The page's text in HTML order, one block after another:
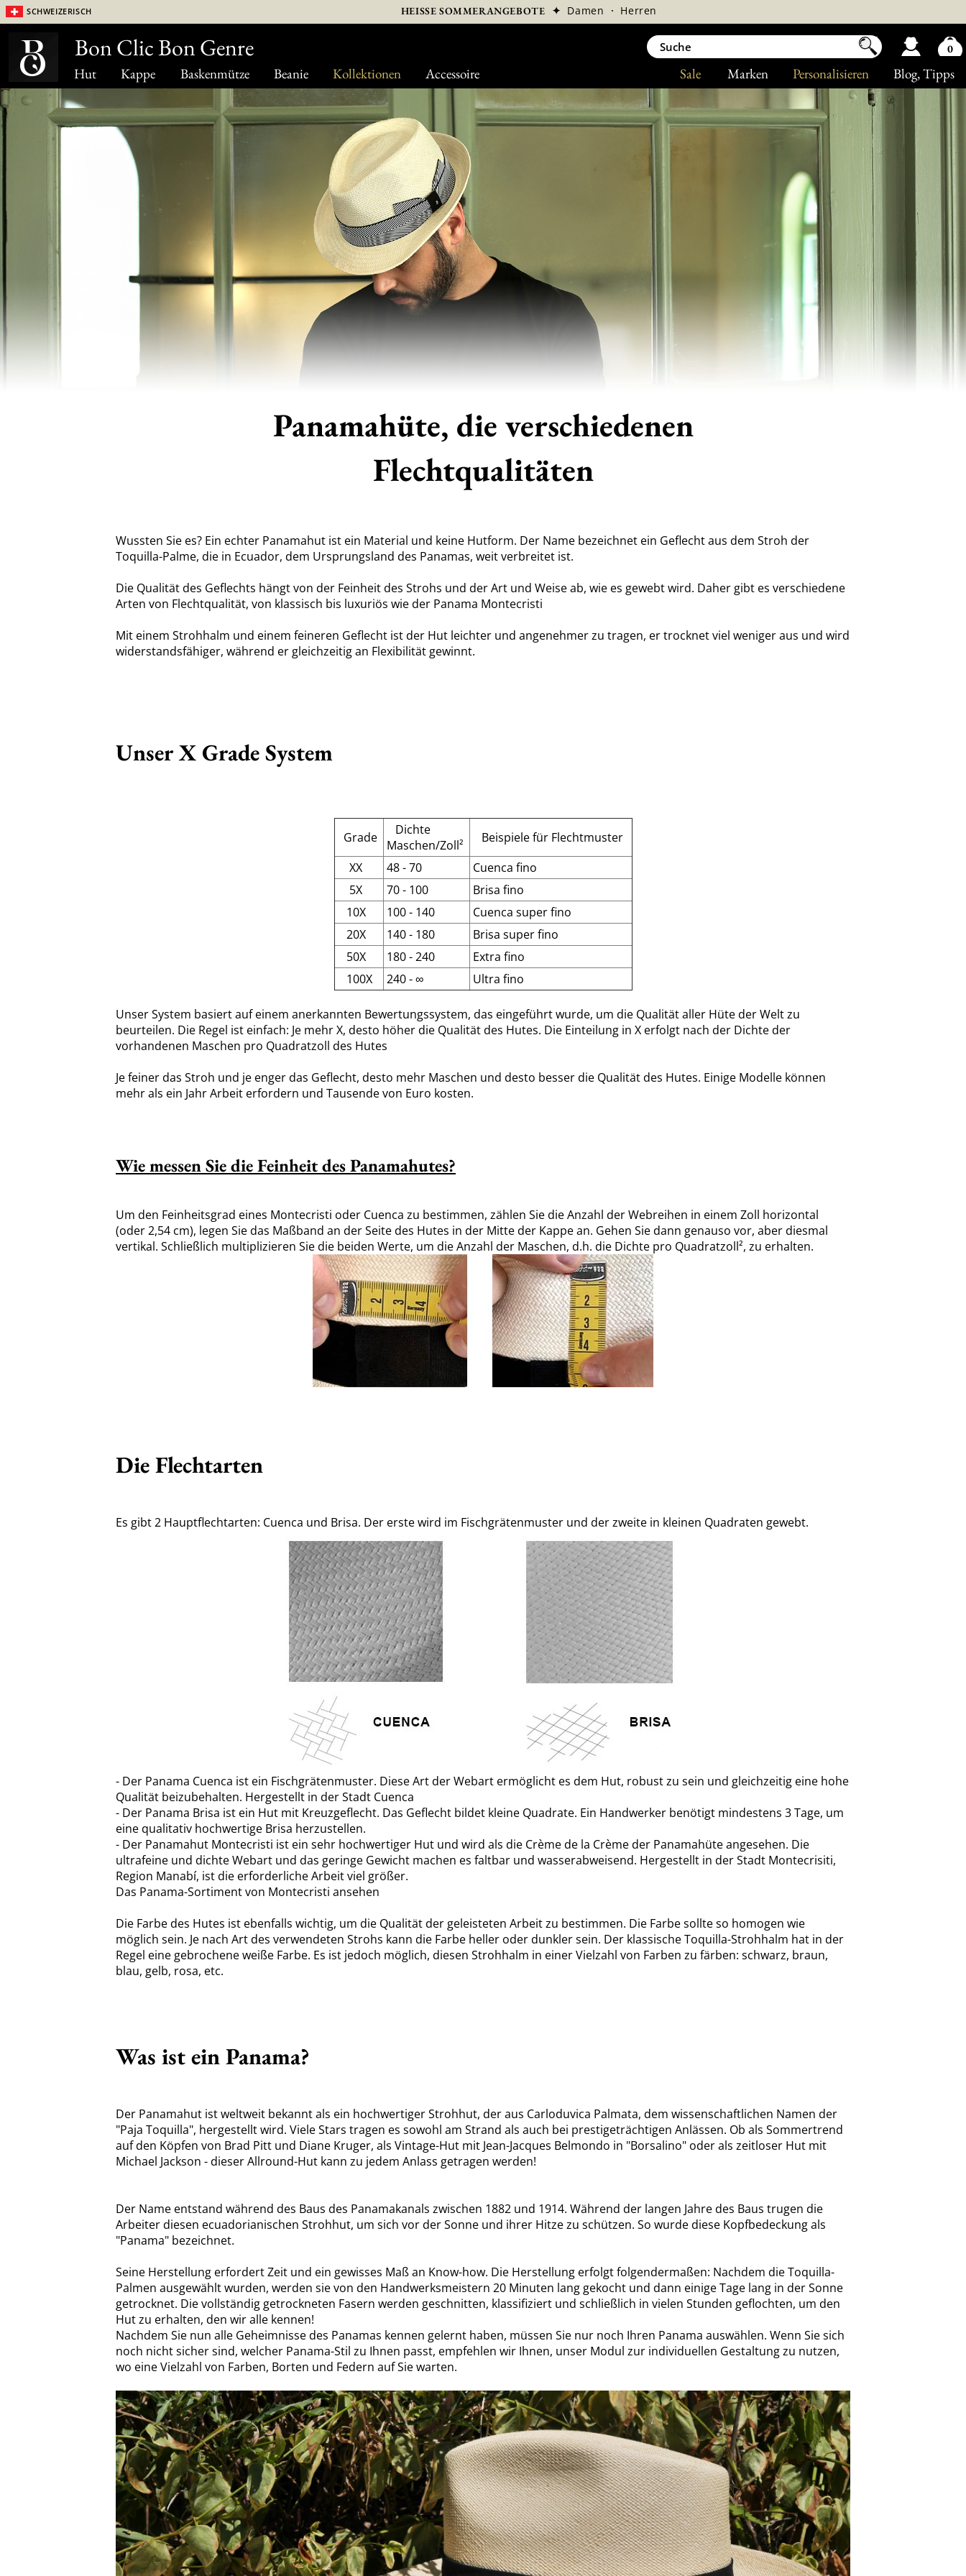
Hut Kappe Baskenmütze Beanie Kollektionen Accessoire Blog, Tipps
Personalisieren
Marken
Sale
Schweizerisch HEISSE SOMMERANGEBOTE ✦ Damen · Herren
Panamahüte, die verschiedenen
Flechtqualitäten
Wussten Sie es? Ein echter Panamahut ist ein Material und keine Hutform. Der Name bezeichnet ein Geflecht aus dem Stroh der
Toquilla-Palme, die in Ecuador, dem Ursprungsland des Panamas, weit verbreitet ist.
Die Qualität des Geflechts hängt von der Feinheit des Strohs und der Art und Weise ab, wie es gewebt wird. Daher gibt es verschiedene
Arten von Flechtqualität, von klassisch bis luxuriös wie der Panama Montecristi
Mit einem Strohhalm und einem feineren Geflecht ist der Hut leichter und angenehmer zu tragen, er trocknet viel weniger aus und wird
widerstandsfähiger, während er gleichzeitig an Flexibilität gewinnt.
Unser X Grade System
Grade
Dichte
Maschen/Zoll²
Beispiele für Flechtmuster
XX
48 - 70
Cuenca fino
5X
70 - 100
Brisa fino
10X
100 - 140
Cuenca super fino
20X
140 - 180
Brisa super fino
50X
180 - 240
Extra fino
100X
240 - ∞ Ultra fino
Unser System basiert auf einem anerkannten Bewertungssystem, das eingeführt wurde, um die Qualität aller Hüte der Welt zu
beurteilen. Die Regel ist einfach: Je mehr X, desto höher die Qualität des Hutes. Die Einteilung in X erfolgt nach der Dichte der
vorhandenen Maschen pro Quadratzoll des Hutes
Je feiner das Stroh und je enger das Geflecht, desto mehr Maschen und desto besser die Qualität des Hutes. Einige Modelle können
mehr als ein Jahr Arbeit erfordern und Tausende von Euro kosten.
Wie messen Sie die Feinheit des Panamahutes?
Um den Feinheitsgrad eines Montecristi oder Cuenca zu bestimmen, zählen Sie die Anzahl der Webreihen in einem Zoll horizontal
(oder 2,54 cm), legen Sie das Maßband an der Seite des Hutes in der Mitte der Kappe an. Gehen Sie dann genauso vor, aber diesmal
vertikal. Schließlich multiplizieren Sie die beiden Werte, um die Anzahl der Maschen, d.h. die Dichte pro Quadratzoll², zu erhalten.
Die Flechtarten
Es gibt 2 Hauptflechtarten: Cuenca und Brisa. Der erste wird im Fischgrätenmuster und der zweite in kleinen Quadraten gewebt.
- Der Panama Cuenca ist ein Fischgrätenmuster. Diese Art der Webart ermöglicht es dem Hut, robust zu sein und gleichzeitig eine hohe
Qualität beizubehalten. Hergestellt in der Stadt Cuenca
- Der Panama Brisa ist ein Hut mit Kreuzgeflecht. Das Geflecht bildet kleine Quadrate. Ein Handwerker benötigt mindestens 3 Tage, um
eine qualitativ hochwertige Brisa herzustellen.
- Der Panamahut Montecristi ist ein sehr hochwertiger Hut und wird als die Crème de la Crème der Panamahüte angesehen. Die
ultrafeine und dichte Webart und das geringe Gewicht machen es faltbar und wasserabweisend. Hergestellt in der Stadt Montecrisiti,
Region Manabí, ist die erforderliche Arbeit viel größer.
Das Panama-Sortiment von Montecristi ansehen
Die Farbe des Hutes ist ebenfalls wichtig, um die Qualität der geleisteten Arbeit zu bestimmen. Die Farbe sollte so homogen wie
möglich sein. Je nach Art des verwendeten Strohs kann die Farbe heller oder dunkler sein. Der klassische Toquilla-Strohhalm hat in der
Regel eine gebrochene weiße Farbe. Es ist jedoch möglich, diesen Strohhalm in einer Vielzahl von Farben zu färben: schwarz, braun,
blau, gelb, rosa, etc.
Was ist ein Panama?
Der Panamahut ist weltweit bekannt als ein hochwertiger Strohhut, der aus Carloduvica Palmata, dem wissenschaftlichen Namen der
"Paja Toquilla", hergestellt wird. Viele Stars tragen es sowohl am Strand als auch bei prestigeträchtigen Anlässen. Ob als Sommertrend
auf den Köpfen von Brad Pitt und Diane Kruger, als Vintage-Hut mit Jean-Jacques Belmondo in "Borsalino" oder als zeitloser Hut mit
Michael Jackson - dieser Allround-Hut kann zu jedem Anlass getragen werden!
Der Name entstand während des Baus des Panamakanals zwischen 1882 und 1914. Während der langen Jahre des Baus trugen die
Arbeiter diesen ecuadorianischen Strohhut, um sich vor der Sonne und ihrer Hitze zu schützen. So wurde diese Kopfbedeckung als
"Panama" bezeichnet.
Seine Herstellung erfordert Zeit und ein gewisses Maß an Know-how. Die Herstellung erfolgt folgendermaßen: Nachdem die Toquilla-
Palmen ausgewählt wurden, werden sie von den Handwerksmeistern 20 Minuten lang gekocht und dann einige Tage lang in der Sonne
getrocknet. Die vollständig getrockneten Fasern werden geschnitten, klassifiziert und schließlich in vielen Stunden geflochten, um den
Hut zu erhalten, den wir alle kennen!
Nachdem Sie nun alle Geheimnisse des Panamas kennen gelernt haben, müssen Sie nur noch Ihren Panama auswählen. Wenn Sie sich
noch nicht sicher sind, welcher Panama-Stil zu Ihnen passt, empfehlen wir Ihnen, unser Modul zur individuellen Gestaltung zu nutzen,
wo eine Vielzahl von Farben, Borten und Federn auf Sie warten.
Bon Clic Bon Genre 0